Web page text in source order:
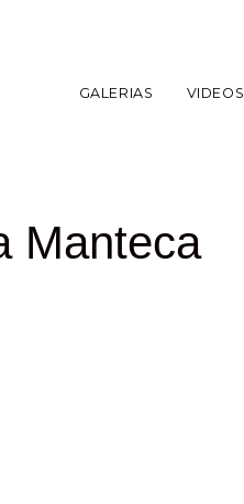
GALERIAS VIDEOS
Manteca